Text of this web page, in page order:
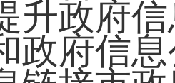
升政府
政府信